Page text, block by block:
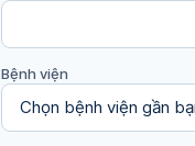
Bệnh viện